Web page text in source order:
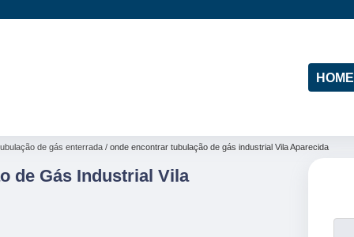
HOME
de gás enterrada onde encontrar tubulação de gás industrial Vila Aparecida
de Gás Industrial Vila